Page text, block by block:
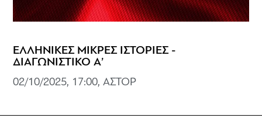
ΕΛΛΗΝΙΚΕΣ ΜΙΚΡΕΣ ΙΣΤΟΡΙΕΣ -
ΔΙΑΓΩΝΙΣΤΙΚΟ Α’
02/10/2025, 17:00, ΑΣΤΟΡ